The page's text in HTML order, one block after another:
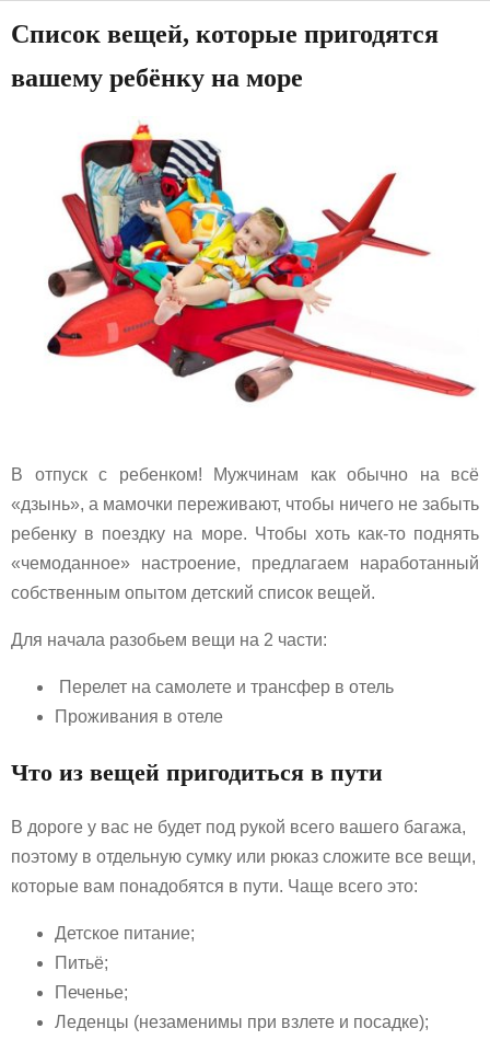
Список вещей, которые пригодятся
вашему ребёнку на море
В отпуск с ребенком! Мужчинам как обычно на всё
«дзынь», а мамочки переживают, чтобы ничего не забыть
ребенку в поездку на море. Чтобы хоть как-то поднять
«чемоданное» настроение, предлагаем наработанный
собственным опытом детский список вещей.
Для начала разобьем вещи на 2 части:
Перелет на самолете и трансфер в отель
Проживания в отеле
Что из вещей пригодиться в пути
В дороге у вас не будет под рукой всего вашего багажа,
поэтому в отдельную сумку или рюказ сложите все вещи,
которые вам понадобятся в пути. Чаще всего это:
Детское питание;
Питьё;
Печенье;
Леденцы (незаменимы при взлете и посадке);